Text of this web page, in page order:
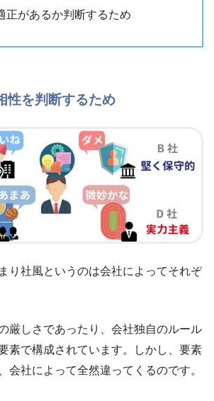
正があるか判断するため
性を判断するため
り社風というのは会社によってそれぞ
厳しさであったり、会社独自のルール
素で構成されています。しかし、要素
会社によって全然違ってくるのです。